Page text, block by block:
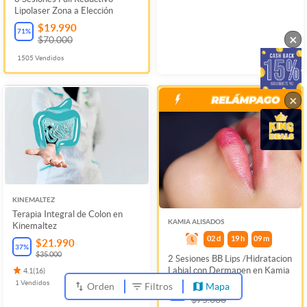
Lipolaser Zona a Elección
71% $19.990
$70.000
1505 Vendidos
KINEMALTEZ
Terapia Integral de Colon en
Kinemaltez
37% $21.990
$35.000
4.1(16)
1 Vendidos
KAMIA ALISADOS
02 d 19 h 09m
2 Sesiones BB Lips /Hidratacion
Labial con Dermapen en Kamia
60 $29.990
$75.000
Orden Filtros Mapa
×
×